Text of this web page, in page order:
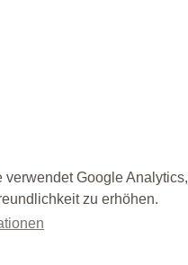
verwendet Google Analytics,
zu erhöhen.